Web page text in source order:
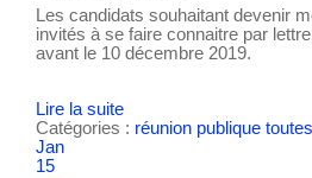
Les candidats souhaitant devenir
invités à se faire connaitre par
avant le 10 décembre 2019.
Lire la suite
Catégories : réunion publique toutes
Jan
15